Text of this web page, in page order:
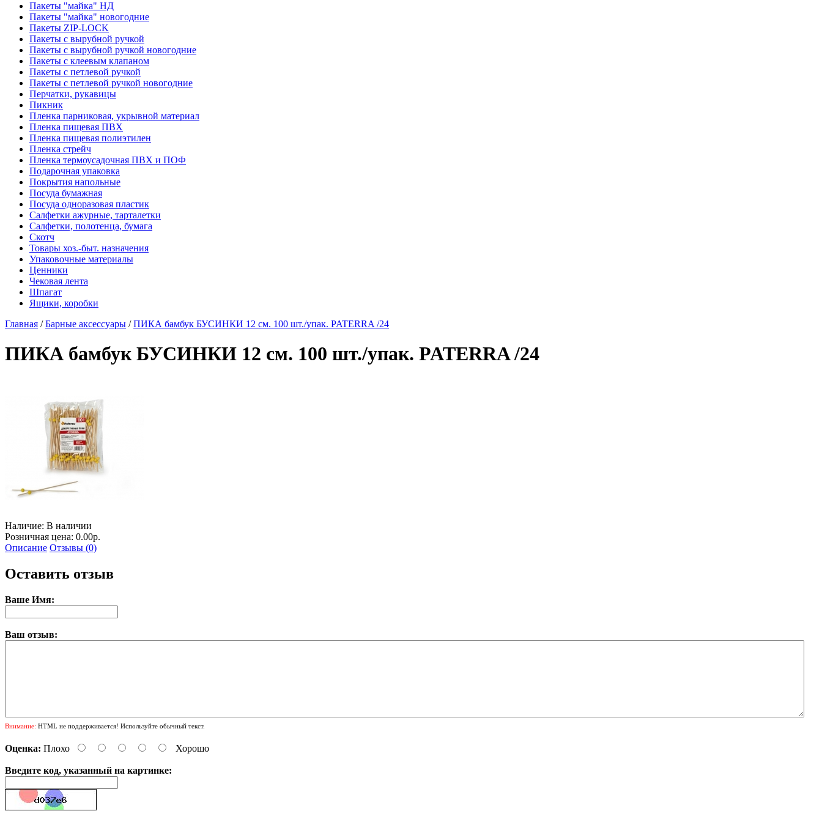
Пакеты "майка" НД
Пакеты "майка" новогодние
Пакеты ZIP-LOCK
Пакеты с вырубной ручкой
Пакеты с вырубной ручкой новогодние
Пакеты с клеевым клапаном
Пакеты с петлевой ручкой
Пакеты с петлевой ручкой новогодние
Перчатки, рукавицы
Пикник
Пленка парниковая, укрывной материал
Пленка пищевая ПВХ
Пленка пищевая полиэтилен
Пленка стрейч
Пленка термоусадочная ПВХ и ПОФ
Подарочная упаковка
Покрытия напольные
Посуда бумажная
Посуда одноразовая пластик
Салфетки ажурные, тарталетки
Салфетки, полотенца, бумага
Скотч
Товары хоз.-быт. назначения
Упаковочные материалы
Ценники
Чековая лента
Шпагат
Ящики, коробки
Главная /Барные аксессуары /ПИКА бамбук БУСИНКИ 12 см. 100 шт./упак. PATERRA /24
ПИКА бамбук БУСИНКИ 12 см. 100 шт./упак. PATERRA /24
Наличие: В наличии
Розничная цена: 0.00р.
Описание Отзывы (0)
Оставить отзыв
Ваше Имя:
Ваш отзыв:
Внимание: HTML не поддерживается! Используйте обычный текст.
Оценка: Плохо Хорошо
Введите код, указанный на картинке: